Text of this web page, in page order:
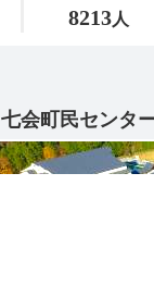
七会町民センタ